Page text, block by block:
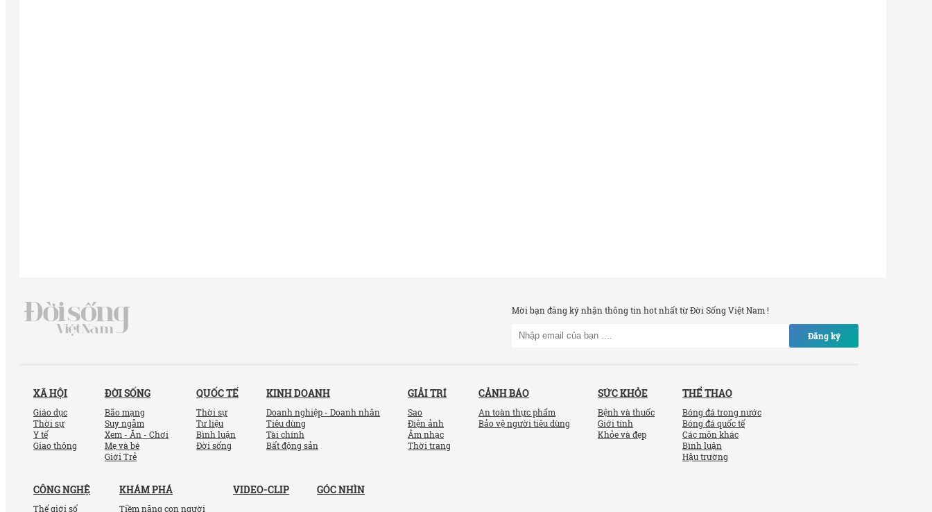
Mời bạn đăng ký nhận thông tin hot nhất từ Đời Sống Việt Nam !
Đăng ký
XÃ HỘI
Giáo dục
Thời sự
Y tế
Giao thông
ĐỜI SỐNG
Bão mạng
Suy ngẫm
Xem - Ăn - Chơi
Mẹ và bé
Giới Trẻ
QUỐC TẾ
Thời sự
Tư liệu
Bình luận
Đời sống
KINH DOANH
Doanh nghiệp - Doanh nhân
Tiêu dùng
Tài chính
Bất động sản
GIẢI TRÍ
Sao
Điện ảnh
Âm nhạc
Thời trang
CẢNH BÁO
An toàn thực phẩm
Bảo vệ người tiêu dùng
SỨC KHỎE
Bệnh và thuốc
Giới tính
Khỏe và đẹp
THỂ THAO
Bóng đá trong nước
Bóng đá quốc tế
Các môn khác
Bình luận
Hậu trường
CÔNG NGHỆ
Thế giới số
KHÁM PHÁ
Tiềm năng con người
VIDEO-CLIP GÓC NHÌN